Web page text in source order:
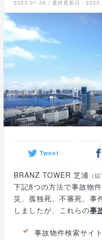
2023.01.26 / 最終更新日：
Tweet
BRANZ TOWER 芝浦 （
下記8つの方法で事故物
災、孤独死、不審死、事
しましたが、これらの事
事故物件検索サイト